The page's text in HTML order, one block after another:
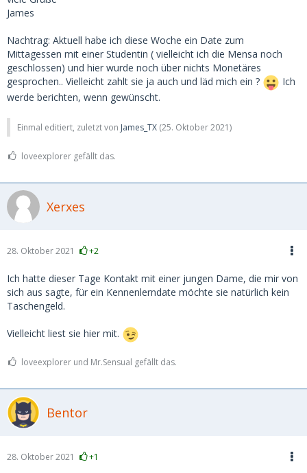
James
Nachtrag: Aktuell habe ich diese Woche ein Date zum
Mittagessen mit einer Studentin ( vielleicht ich die Mensa noch
geschlossen) und hier wurde noch über nichts Monetäres
gesprochen.. Vielleicht zahlt sie ja auch und läd mich ein ?
Ich
werde berichten, wenn gewünscht.
Einmal editiert, zuletzt von James_TX (25. Oktober 2021)
loveexplorer gefällt das.
Xerxes
28. Oktober 2021 +2
Ich hatte dieser Tage Kontakt mit einer jungen Dame, die mir von
sich aus sagte, für ein Kennenlerndate möchte sie natürlich kein
Taschengeld.
Vielleicht liest sie hier mit.
loveexplorer und Mr.Sensual gefällt das.
Bentor
28. Oktober 2021 +1